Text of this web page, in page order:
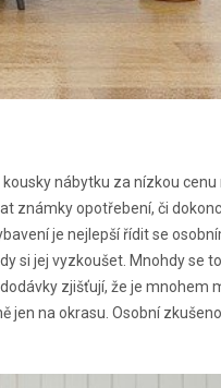
nábytku za nízkou
známky opotřebení, či
je nejlepší řídit se
si jej vyzkoušet. Mnohdy se
zjišťují, že je mnohem
jen na okrasu. Osobní